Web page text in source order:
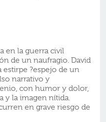
en la guerra civil
de un naufragio. David
estirpe ?espejo de un
narrativo y
con humor y dolor,
y la imagen nítida.
en grave riesgo de